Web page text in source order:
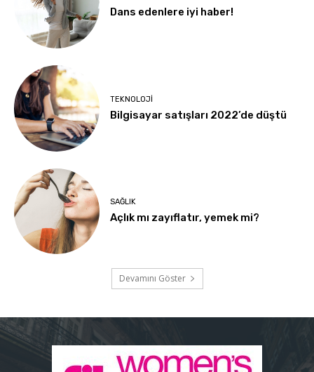
Dans edenlere iyi haber!
TEKNOLOJI
Bilgisayar satışları 2022’de düştü
SAĞLIK
Açlık mı zayıflatır, yemek mi?
Devamını Göster